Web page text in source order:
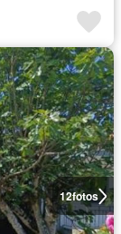
12fotos